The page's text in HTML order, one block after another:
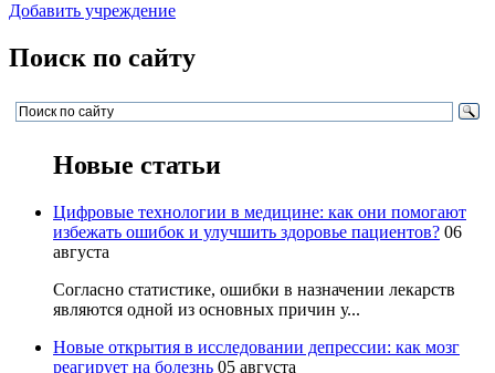
Добавить учреждение
Поиск по сайту
Новые статьи
Цифровые технологии в медицине: как они помогают
избежать ошибок и улучшить здоровье пациентов? 06
августа
Согласно статистике, ошибки в назначении лекарств
являются одной из основных причин у...
Новые открытия в исследовании депрессии: как мозг
реагирует на болезнь 05 августа